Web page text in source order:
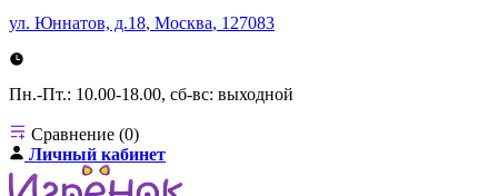
ул. Юннатов, д.18, Москва, 127083
Пн.-Пт.: 10.00-18.00, сб-вс: выходной
Сравнение (0)
Личный кабинет